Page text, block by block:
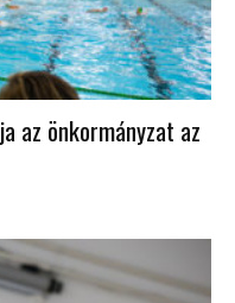
az önkormányzat az